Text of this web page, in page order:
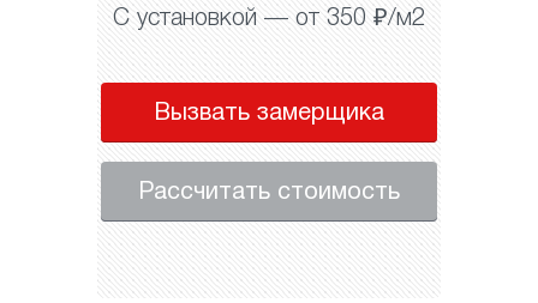
С установкой — от 350 ₽/м2
Вызвать замерщика
Рассчитать стоимость